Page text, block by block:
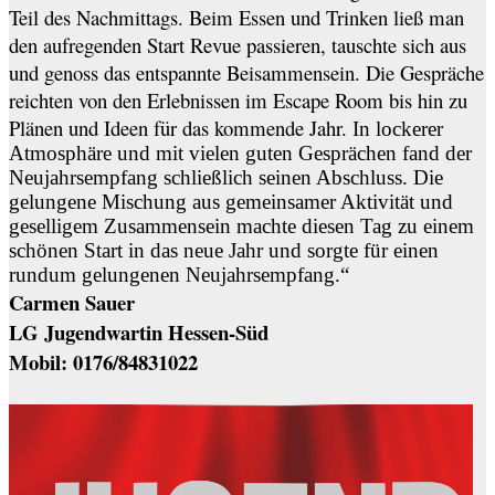
Teil des Nachmittags. Beim Essen und Trinken ließ man
den aufregenden Start Revue passieren, tauschte sich aus
und genoss das entspannte Beisammensein. Die Gespräche
reichten von den Erlebnissen im Escape Room bis hin zu
Plänen und Ideen für das kommende Jahr. In lockerer
Atmosphäre und mit vielen guten Gesprächen fand der
Neujahrsempfang schließlich seinen Abschluss. Die
gelungene Mischung aus gemeinsamer Aktivität und
geselligem Zusammensein machte diesen Tag zu einem
schönen Start in das neue Jahr und sorgte für einen
rundum gelungenen Neujahrsempfang.“
Carmen Sauer
LG Jugendwartin Hessen-Süd
Mobil: 0176/84831022